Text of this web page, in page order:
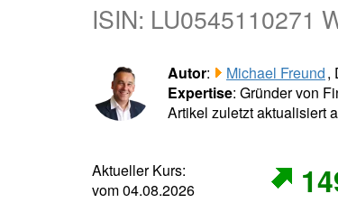
ISIN: LU0545110271
Autor: Michael Freund,
Expertise: Gründer von
Artikel zuletzt aktualisiert
Aktueller Kurs:
vom 04.08.2026